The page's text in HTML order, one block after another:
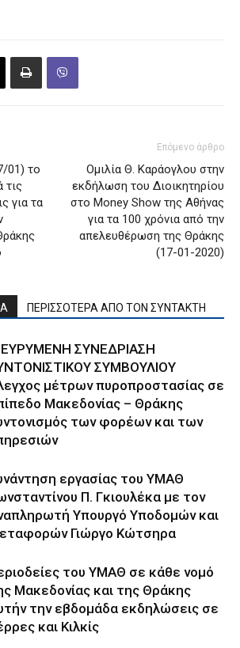
01) το
τις
για τα
Επόμενο άρθρο
Ομιλία Θ. Καράογλου στην
εκδήλωση του Διοικητηρίου
στο Money Show της Αθήνας
για τα 100 χρόνια από την
απελευθέρωση της Θράκης
(17-01-2020)
ΠΕΡΙΣΣΟΤΕΡΑ ΑΠΟ ΤΟΝ ΣΥΝΤΑΚΤΗ
ΣΥΝΕΔΡΙΑΣΗ
ΣΥΜΒΟΥΛΙΟΥ
μέτρων πυροπροστασίας σε
Μακεδονίας – Θράκης
των φορέων και των
εργασίας του ΥΜΑΘ
Π. Γκιουλέκα με τον
Υπουργό Υποδομών και
Γιώργο Κώτσηρα
του ΥΜΑΘ σε κάθε νομό
Μακεδονίας και της Θράκης
την εβδομάδα εκδηλώσεις σε
και Κιλκίς